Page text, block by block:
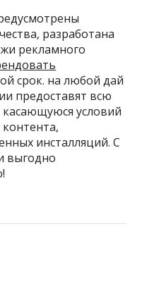
разработана
рекламного
срок. на любой дай
предоставят всю
условий
инсталляций. С
выгодно